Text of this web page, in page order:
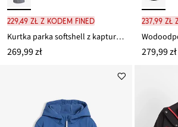
229,49 zł z kodem FINED
Kurtka parka softshell z kapturem
269,99 zł
237,99 zł
279,99 zł